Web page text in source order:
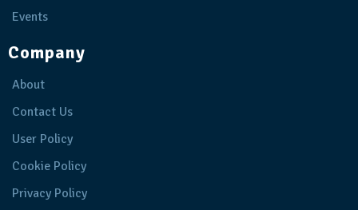
Events
Company
About
Contact Us
User Policy
Cookie Policy
Privacy Policy